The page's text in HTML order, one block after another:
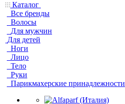
Каталог
Все бренды
Волосы
Для мужчин
Для детей
Ноги
Лицо
Тело
Руки
Парикмахерские принадлежности